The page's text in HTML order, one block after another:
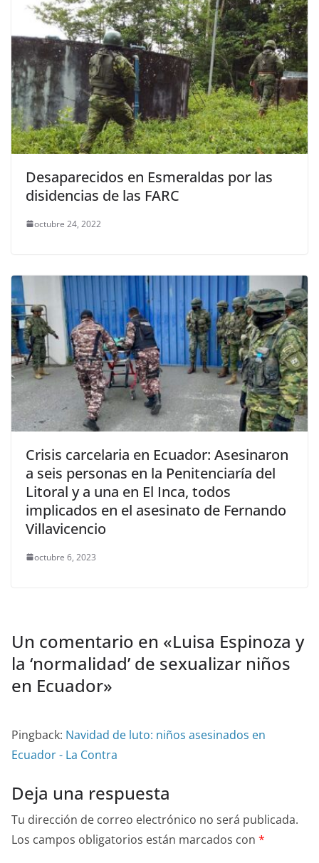
Desaparecidos en Esmeraldas por las
disidencias de las FARC
octubre 24, 2022
Crisis carcelaria en Ecuador: Asesinaron
a seis personas en la Penitenciaría del
Litoral y a una en El Inca, todos
implicados en el asesinato de Fernando
Villavicencio
octubre 6, 2023
Un comentario en «Luisa Espinoza y
la ‘normalidad’ de sexualizar niños
en Ecuador»
Pingback: Navidad de luto: niños asesinados en
Ecuador - La Contra
Deja una respuesta
Tu dirección de correo electrónico no será publicada.
Los campos obligatorios están marcados con *